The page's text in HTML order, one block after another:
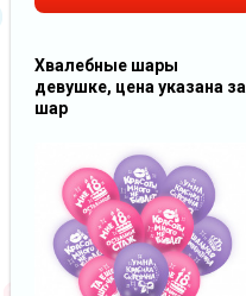
Хвалебные шары
девушке, цена указана за
шар